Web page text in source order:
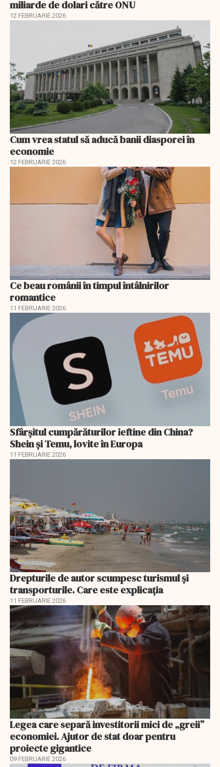
miliarde de dolari către ONU
12 FEBRUARIE 2026
Cum vrea statul să aducă banii diasporei în
economie
12 FEBRUARIE 2026
Ce beau românii în timpul întâlnirilor
romantice
11 FEBRUARIE 2026
Sfârșitul cumpărăturilor ieftine din China?
Shein și Temu, lovite în Europa
11 FEBRUARIE 2026
Drepturile de autor scumpesc turismul și
transporturile. Care este explicația
11 FEBRUARIE 2026
Legea care separă investitorii mici de „greii”
economiei. Ajutor de stat doar pentru
proiecte gigantice
09 FEBRUARIE 2026